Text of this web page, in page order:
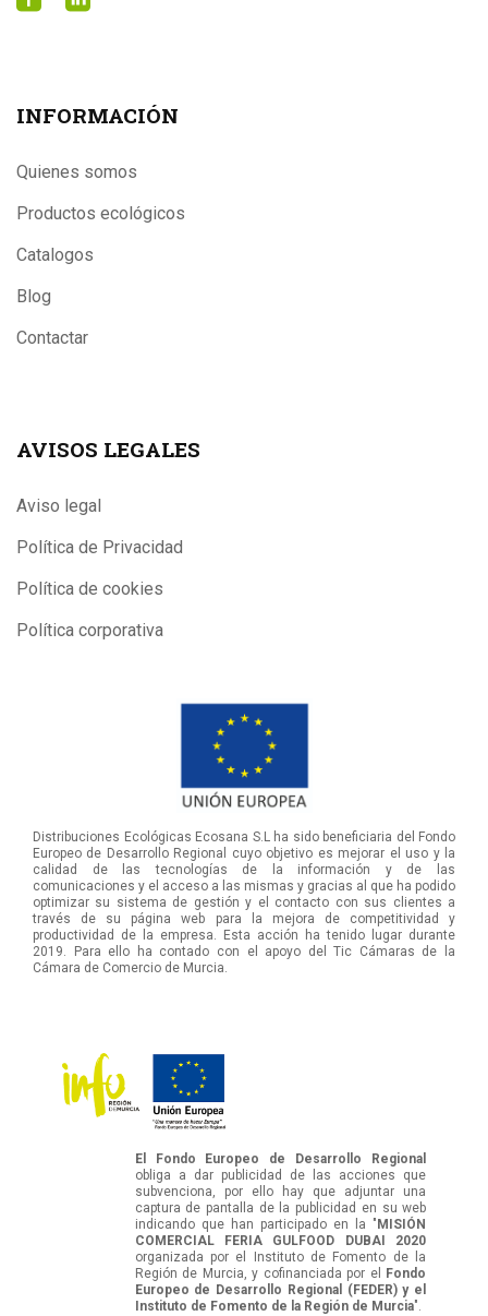
INFORMACIÓN
Quienes somos
Productos ecológicos
Catalogos
Blog
Contactar
AVISOS LEGALES
Aviso legal
Política de Privacidad
Política de cookies
Política corporativa
Distribuciones Ecológicas Ecosana S.L ha sido beneficiaria del Fondo
Europeo de Desarrollo Regional cuyo objetivo es mejorar el uso y la
calidad de las tecnologías de la información y de las
comunicaciones y el acceso a las mismas y gracias al que ha podido
optimizar su sistema de gestión y el contacto con sus clientes a
través de su página web para la mejora de competitividad y
productividad de la empresa. Esta acción ha tenido lugar durante
2019. Para ello ha contado con el apoyo del Tic Cámaras de la
Cámara de Comercio de Murcia.
El Fondo Europeo de Desarrollo Regional
obliga a dar publicidad de las acciones que
subvenciona, por ello hay que adjuntar una
captura de pantalla de la publicidad en su web
indicando que han participado en la " MISIÓN
COMERCIAL FERIA GULFOOD DUBAI 2020
organizada por el Instituto de Fomento de la
Región de Murcia, y cofinanciada por el
Fondo
Europeo de Desarrollo Regional (FEDER) y el
Instituto de Fomento de la Región de Murcia".